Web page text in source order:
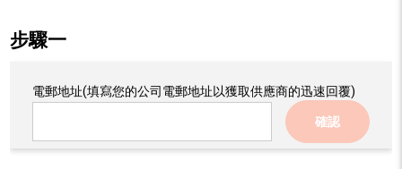
步驟一
電郵地址(填寫您的公司電郵地址以獲取供應商的迅速回覆)
確認